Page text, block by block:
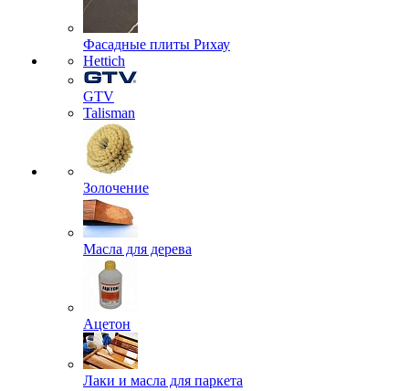
Фасадные плиты Рихау
Hettich
GTV
Talisman
Золочение
Масла для дерева
Ацетон
Лаки и масла для паркета